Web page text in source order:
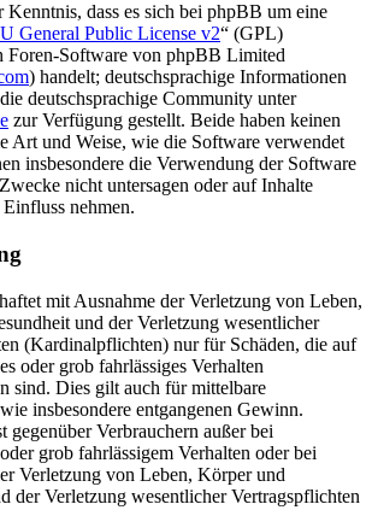
Kenntnis, dass es sich bei phpBB um eine
General Public License v2“ (GPL)
Foren-Software von phpBB Limited
) handelt; deutschsprachige Informationen
deutschsprachige Community unter
zur Verfügung gestellt. Beide haben keinen
Art und Weise, wie die Software verwendet
insbesondere die Verwendung der Software
nicht untersagen oder auf Inhalte
nehmen.
mit Ausnahme der Verletzung von Leben,
und der Verletzung wesentlicher
(Kardinalpflichten) nur für Schäden, die auf
oder grob fahrlässiges Verhalten
sind. Dies gilt auch für mittelbare
insbesondere entgangenen Gewinn.
gegenüber Verbrauchern außer bei
grob fahrlässigem Verhalten oder bei
Verletzung von Leben, Körper und
der Verletzung wesentlicher Vertragspflichten